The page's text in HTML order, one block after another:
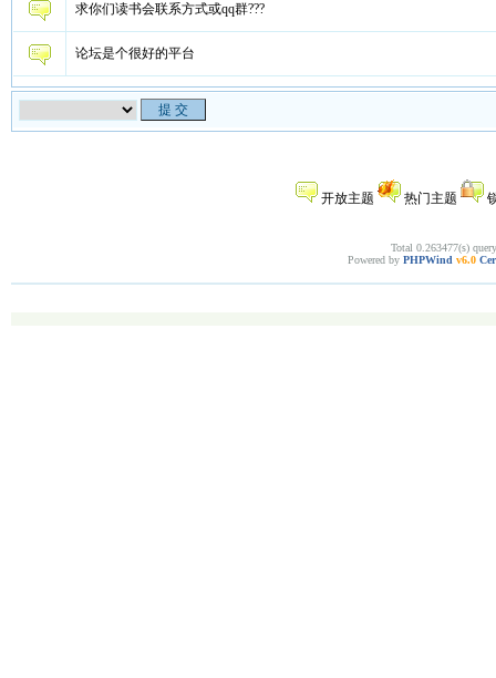
求你们读书会联系方式或qq群???
论坛是个很好的平台
开放主题 热门主题
Total 0.263477(s)
Powered by PHPWind v6.0